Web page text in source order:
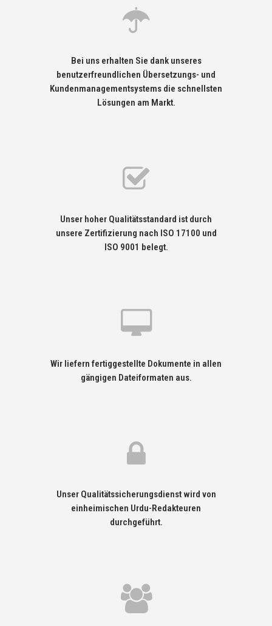
Bei uns erhalten Sie dank unseres
benutzerfreundlichen Übersetzungs- und
Kundenmanagementsystems die schnellsten
Lösungen am Markt.
Unser hoher Qualitätsstandard ist durch
unsere Zertifizierung nach ISO 17100 und
ISO 9001 belegt.
Wir liefern fertiggestellte Dokumente in allen
gängigen Dateiformaten aus.
Unser Qualitätssicherungsdienst wird von
einheimischen Urdu-Redakteuren
durchgeführt.